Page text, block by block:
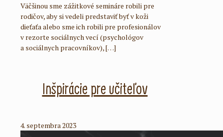
Väčšinou sme zážitkové semináre robili pre
rodičov, aby si vedeli predstaviť byť v koži
dieťaťa alebo sme ich robili pre profesionálov
v rezorte sociálnych vecí (psychológov
a sociálnych pracovníkov),[…]
Inšpirácie pre učiteľov
4. septembra 2023